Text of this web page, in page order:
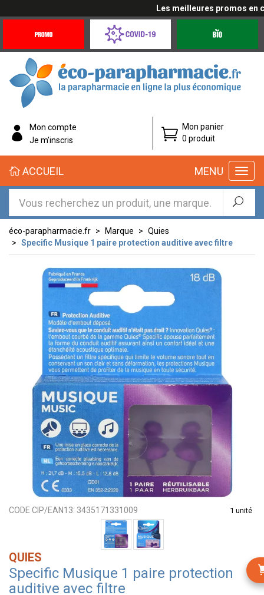
Les meilleures promos en
Offres
Coronavirus
éco-
parapharmacie.fr
éco-
parapharmacie.fr
Mon compte
Je m’inscris
Mon panier
0 produit
MENU
ACCUEIL
éco-parapharmacie.fr Marque
Quies
Specific Musique 1 paire protection auditive avec filtre
CODE CIP/EAN13: 3435171331009 1 unité
QUIES
Specific Musique 1 paire protection
auditive avec filtre